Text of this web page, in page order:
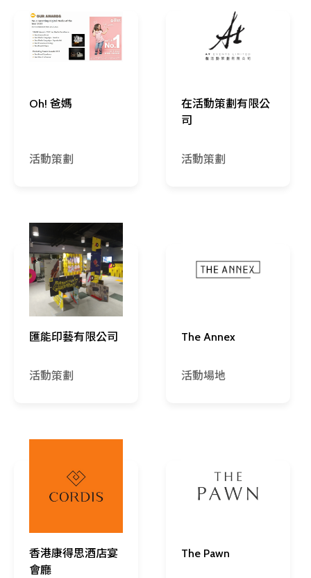
Oh! 爸媽
活動策劃
在活動策劃有限公
司
活動策劃
匯能印藝有限公司
活動策劃
The Annex
活動場地
香港康得思酒店宴
會廳
The Pawn